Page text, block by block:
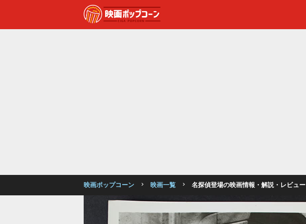
映画ポップコーン 映画一覧 名探偵登場の映画情報・解説・レビュー